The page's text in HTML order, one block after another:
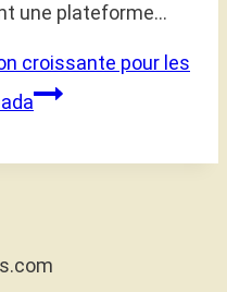
une plateforme…
croissante pour les